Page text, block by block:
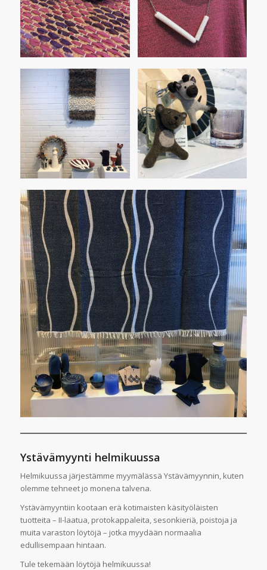
Ystävämyynti helmikuussa
Helmikuussa järjestämme myymälässä Ystävämyynnin, kuten
olemme tehneet jo monena talvena.
Ystävämyyntiin kootaan erä kotimaisten käsityöläisten
tuotteita – II-laatua, protokappaleita, sesonkieriä, poistoja ja
muita varaston löytöjä – jotka myydään normaalia
edullisempaan hintaan.
Tule tekemään löytöjä helmikuussa!